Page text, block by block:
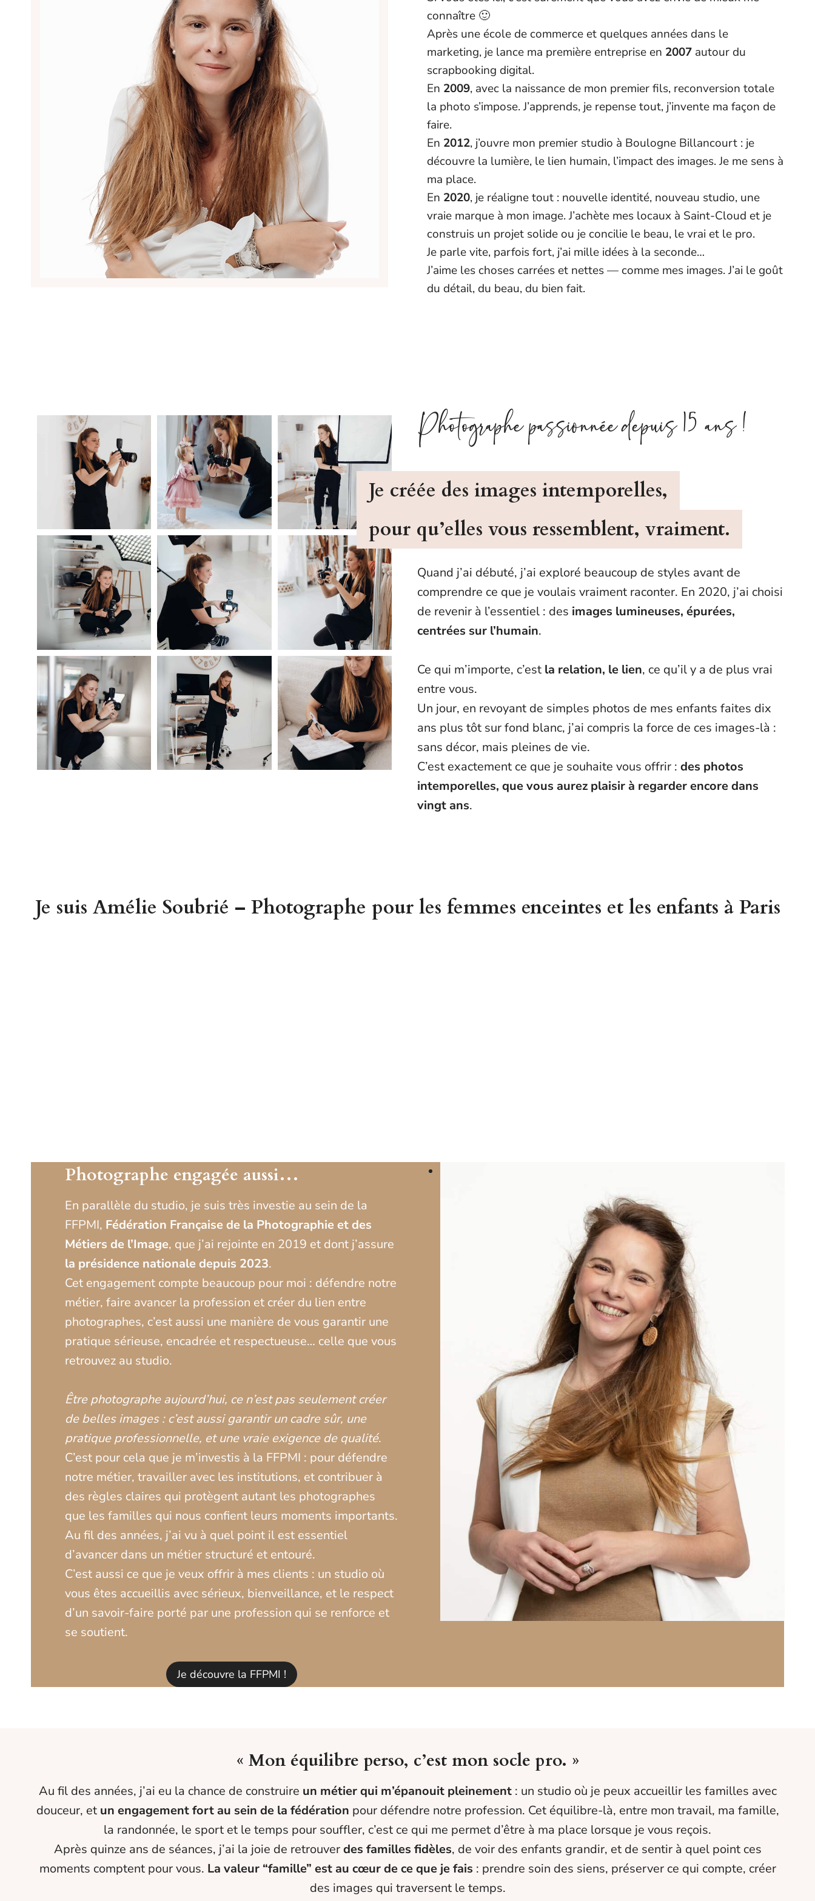
connaître 🙂
Après une école de commerce et quelques années dans le
marketing, je lance ma première entreprise en 2007 autour du
scrapbooking digital.
En 2009, avec la naissance de mon premier fils, reconversion totale
la photo s’impose. J’apprends, je repense tout, j’invente ma façon de
faire.
En 2012, j’ouvre mon premier studio à Boulogne Billancourt : je
découvre la lumière, le lien humain, l’impact des images. Je me sens à
ma place.
En 2020, je réaligne tout : nouvelle identité, nouveau studio, une
vraie marque à mon image. J’achète mes locaux à Saint-Cloud et je
construis un projet solide ou je concilie le beau, le vrai et le pro.
Je parle vite, parfois fort, j’ai mille idées à la seconde…
J’aime les choses carrées et nettes — comme mes images. J’ai le goût
du détail, du beau, du bien fait.
Photographe passionnée depuis 15 ans !
Je créée des images intemporelles,
pour qu’elles vous ressemblent, vraiment.
Quand j’ai débuté, j’ai exploré beaucoup de styles avant de
comprendre ce que je voulais vraiment raconter. En 2020, j’ai choisi
de revenir à l’essentiel : des images lumineuses, épurées,
centrées sur l’humain.
Ce qui m’importe, c’est la relation, le lien, ce qu’il y a de plus vrai
entre vous.
Un jour, en revoyant de simples photos de mes enfants faites dix
ans plus tôt sur fond blanc, j’ai compris la force de ces images-là :
sans décor, mais pleines de vie.
C’est exactement ce que je souhaite vous offrir : des photos
intemporelles, que vous aurez plaisir à regarder encore dans
vingt ans.
Je suis Amélie Soubrié – Photographe pour les femmes enceintes et les enfants à Paris
Photographe engagée aussi…
En parallèle du studio, je suis très investie au sein de la
FFPMI, Fédération Française de la Photographie et des
Métiers de l’Image, que j’ai rejointe en 2019 et dont j’assure
la présidence nationale depuis 2023.
Cet engagement compte beaucoup pour moi : défendre notre
métier, faire avancer la profession et créer du lien entre
photographes, c’est aussi une manière de vous garantir une
pratique sérieuse, encadrée et respectueuse… celle que vous
retrouvez au studio.
Être photographe aujourd’hui, ce n’est pas seulement créer
de belles images : c’est aussi garantir un cadre sûr, une
pratique professionnelle, et une vraie exigence de qualité.
C’est pour cela que je m’investis à la FFPMI : pour défendre
notre métier, travailler avec les institutions, et contribuer à
des règles claires qui protègent autant les photographes
que les familles qui nous confient leurs moments importants.
Au fil des années, j’ai vu à quel point il est essentiel
d’avancer dans un métier structuré et entouré.
C’est aussi ce que je veux offrir à mes clients : un studio où
vous êtes accueillis avec sérieux, bienveillance, et le respect
d’un savoir-faire porté par une profession qui se renforce et
se soutient.
Je découvre la FFPMI !
« Mon équilibre perso, c’est mon socle pro. »
Au fil des années, j’ai eu la chance de construire un métier qui m’épanouit pleinement: un studio où je peux accueillir les familles avec
douceur, et un engagement fort au sein de la fédération pour défendre notre profession. Cet équilibre-là, entre mon travail, ma famille,
la randonnée, le sport et le temps pour souffler, c’est ce qui me permet d’être à ma place lorsque je vous reçois.
Après quinze ans de séances, j’ai la joie de retrouverdes familles fidèles, de voir des enfants grandir, et de sentir à quel point ces
moments comptent pour vous. La valeur “famille” est au cœur de ce que je fais : prendre soin des siens, préserver ce qui compte, créer
des images qui traversent le temps.